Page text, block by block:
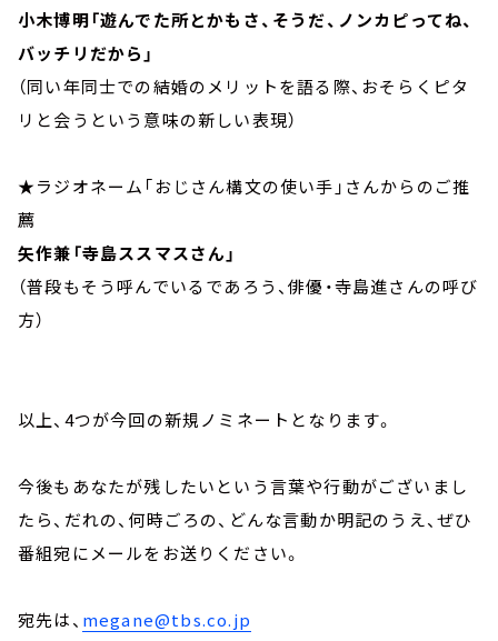
小木博明「遊んでた所とかもさ、そうだ、ノンカピってね、
バッチリだから」
（同い年同士での結婚のメリットを語る際、おそらくピタ
リと会うという意味の新しい表現）
★ラジオネーム「おじさん構文の使い手」さんからのご推
薦
矢作兼「寺島ススマスさん」
（普段もそう呼んでいるであろう、俳優・寺島進さんの呼び
方）
以上、4つが今回の新規ノミネートとなります。
今後もあなたが残したいという言葉や行動がございまし
たら、だれの、何時ごろの、どんな言動か明記のうえ、ぜひ
番組宛にメールをお送りください。
宛先は、 megane@tbs.co.jp